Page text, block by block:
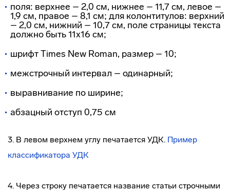
поля: верхнее – 2,0 см, нижнее – 11,7 см, левое –
1,9 см, правое – 8,1 см; для колонтитулов: верхний
– 2,0 см, нижний – 10,7 см, поле страницы текста
должно быть 11x16 см;
шрифт Times New Roman, размер – 10;
межстрочный интервал – одинарный;
выравнивание по ширине;
абзацный отступ 0,75 см
3. В левом верхнем углу печатается УДК. Пример
классификатора УДК
4. Через строку печатается название статьи строчными